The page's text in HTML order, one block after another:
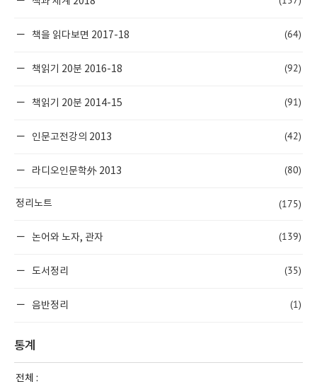
책을 읽다보면 2017-18 (64)
책읽기 20분 2016-18 (92)
책읽기 20분 2014-15 (91)
인문고전강의 2013 (42)
라디오인문학外 2013 (80)
정리노트 (175)
논어와 노자, 관자 (139)
도서정리 (35)
음반정리 (1)
통계
전체 :